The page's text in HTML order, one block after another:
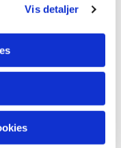
Vis detaljer